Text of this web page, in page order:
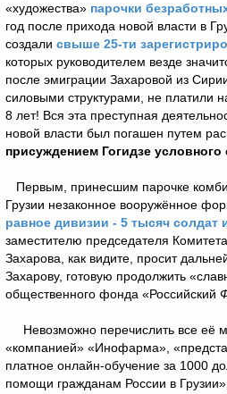
«художества» парочки
год после прихода новой власти в
создали свыше 25-ти
которых руководителем везде
после эмиграции Захаровой из
силовыми структурами, не платили
8 лет! Вся эта преступная
новой власти был погашен путем
присуждением Гогидзе условного
Первым, принесшим парочке
Грузии незаконное вооружённое
равное дивизии - 5 тысяч
заместителю председателя
Захарова, как видите, просит
Захарову, готовую продолжить
общественного фонда «Российский
Невозможно перечислить все её
«компанией» «Инофарма»,
платное онлайн-обучение за 1000
помощи гражданам России в